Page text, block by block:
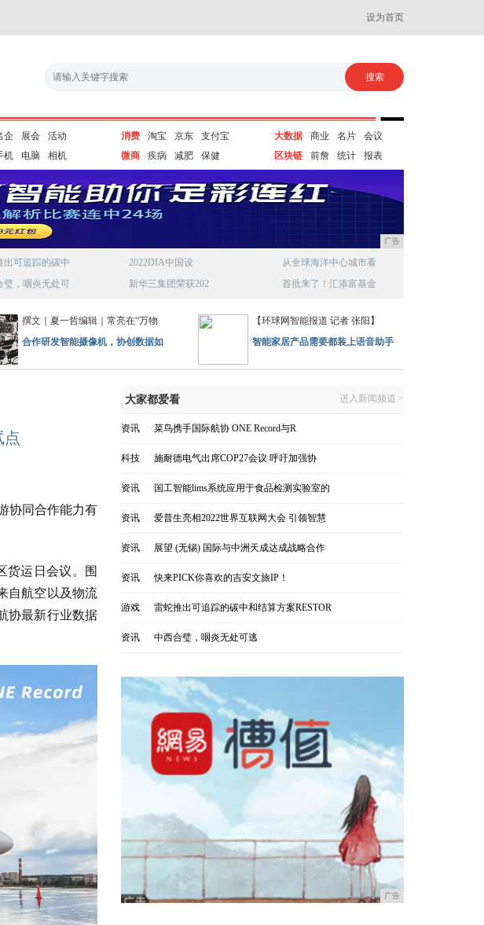
设为首页
企 展会
活动
机 电脑 相机
消费 淘宝 京东
支付宝
微商
疾病 减肥 保健
大数据 商业 名片
会议
区块链
前詹 统计 报表
广告
出可追踪的碳中
璧，咽炎无处可
2022DIA中国设
新华三集团荣获202
从全球海洋中心城市看
首批来了！汇添富基金
撰文｜夏一哲编辑｜常亮在“万物
合作研发智能摄像机，协创数据如
【环球网智能报道 记者 张阳】
智能家居产品需要都装上语音助手
点
协同合作能力有
货运日会议。围
自航空以及物流
协最新行业数据
大家都爱看 进入新闻频道 >
资讯 菜鸟携手国际航协 ONE Record与R
科技 施耐德电气出席COP27会议 呼吁加强协
资讯 国工智能lims系统应用于食品检测实验室的
资讯 爱普生亮相2022世界互联网大会 引领智慧
资讯 展望 (无锡) 国际与中洲天成达成战略合作
资讯 快来PICK你喜欢的吉安文旅IP！
游戏 雷蛇推出可追踪的碳中和结算方案RESTOR
资讯 中西合璧，咽炎无处可逃
广告